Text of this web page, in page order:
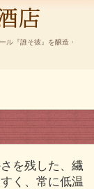
ル『誰そ彼』を醸造・
を残した、繊
く、常に低温